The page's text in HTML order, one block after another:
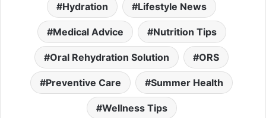
Hydration Lifestyle News
Medical Advice Nutrition Tips
Oral Rehydration Solution ORS
Preventive Care Summer Health
Wellness Tips